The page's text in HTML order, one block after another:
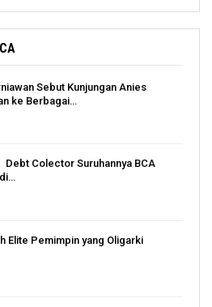
Sebut Kunjungan Anies
ke Berbagai…
Debt Colector Suruhannya BCA
Elite Pemimpin yang Oligarki